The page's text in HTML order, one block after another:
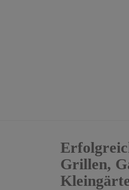
Grillen,